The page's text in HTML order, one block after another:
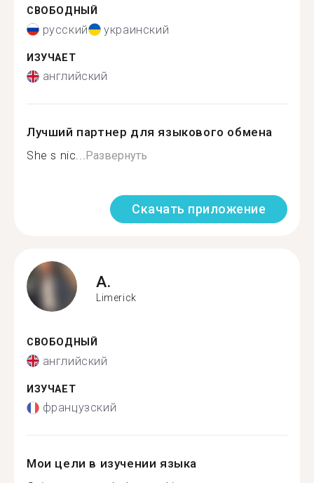
СВОБОДНЫЙ
русский украинский
ИЗУЧАЕТ
английский
Лучший партнер для языкового обмена
She s nic...Развернуть
Скачать приложение
A.
Limerick
СВОБОДНЫЙ
английский
ИЗУЧАЕТ
французский
Мои цели в изучении языка